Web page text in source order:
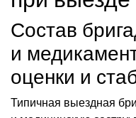
Состав
и
оценки и
Типичная выездная